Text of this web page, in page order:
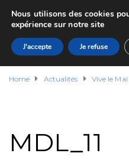
Home Actualités Vive le
MDL_11
Nous utilisons des cookies
expérience sur notre site
J'accepte Je refuse